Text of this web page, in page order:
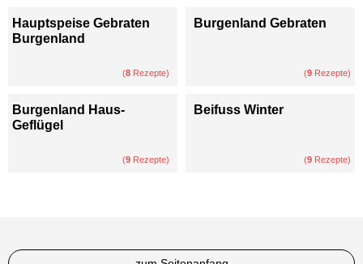
Hauptspeise Gebraten
Burgenland
(8 Rezepte)
Burgenland Gebraten
(9 Rezepte)
Burgenland Haus-
Geflügel
(9 Rezepte)
Beifuss Winter
(9 Rezepte)